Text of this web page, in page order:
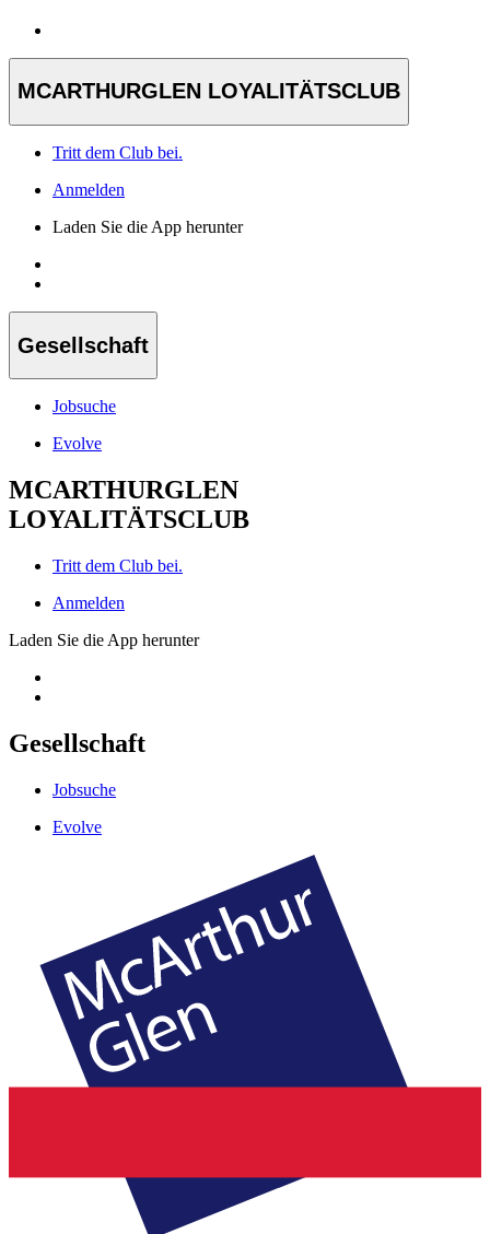
MCARTHURGLEN LOYALITÄTSCLUB
Tritt dem Club bei.
Anmelden
Laden Sie die App herunter
Gesellschaft
Jobsuche
Evolve
MCARTHURGLEN
LOYALITÄTSCLUB
Tritt dem Club bei.
Anmelden
Laden Sie die App herunter
Gesellschaft
Jobsuche
Evolve